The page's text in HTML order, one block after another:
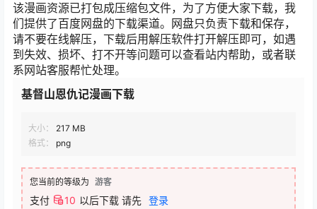
该漫画资源已打包成压缩包文件，为了方便大家下载，我
们提供了百度网盘的下载渠道。网盘只负责下载和保存，
请不要在线解压，下载后用解压软件打开解压即可，如遇
到失效、损坏、打不开等问题可以查看站内帮助，或者联
系网站客服帮忙处理。
基督山恩仇记漫画下载
大小：
217 MB
格式：
png
您当前的等级为 游客
支付 10 以后下载 请先 登录